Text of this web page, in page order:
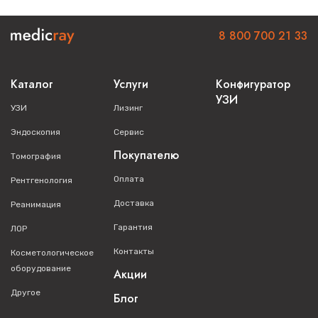
30 программируемые настройки АПР;
Автоматическая стабилизация напряжения;
Каталог
УЗИ
Эндоскопия
Томография
Рентгенология
Реанимация
ЛОР
Косметологическое
оборудование
Другое
Услуги
Лизинг
Сервис
Покупателю
Оплата
Доставка
Гарантия
Контакты
Акции
Блог
Конфигуратор
УЗИ
8 800 700 21 33